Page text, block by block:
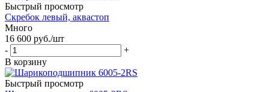
Быстрый просмотр
Скребок левый, аквастоп
Много
16 600 руб./шт
-
+
В корзину
Быстрый просмотр